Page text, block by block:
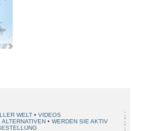
WELT
VIDEOS
ALTERNATIVEN
WERDEN SIE AKTIV